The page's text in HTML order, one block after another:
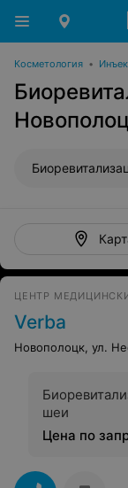
Косметология •
Verba
Новополоцк, ул.
шеи
Цена по